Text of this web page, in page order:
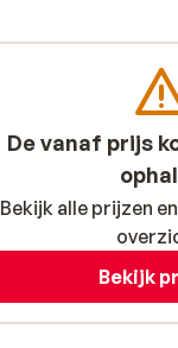
De vanaf prijs
Bekijk alle prijzen
Bekijk